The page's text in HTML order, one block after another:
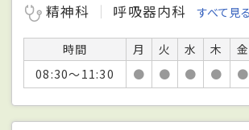
精神科
呼吸器内科 すべて見る
時間 月 火 水 木 金
08:30～11:30
● ● ● ● ●